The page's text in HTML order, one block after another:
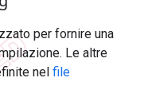
per fornire una
Le altre
nel file